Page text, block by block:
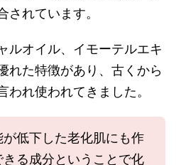
されています。
ルオイル、イモーテルエキ
れた特徴があり、古くから
れ使われてきました。
が低下した老化肌にも作
きる成分ということで化